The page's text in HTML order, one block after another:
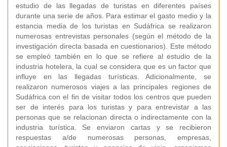
estudio de las llegadas de turistas en diferentes países
durante una serie de años. Para estimar el gasto medio y la
estancia media de los turistas en Sudáfrica se realizaron
numerosas entrevistas personales (según el método de la
investigación directa basada en cuestionarios). Este método
se empleó también en lo que se refiere al estudio de la
industria hotelera, la cual se considera que es un factor que
influye en las llegadas turísticas. Adicionalmente, se
realizaron numerosos viajes a las principales regiones de
Sudáfrica con el fin de visitar todos los centros que pueden
ser de interés para los turistas y para entrevistar a las
personas que se relacionan directa o indirectamente con la
industria turística. Se enviaron cartas y se recibieron
respuestas a/de numerosas personas, empresas,